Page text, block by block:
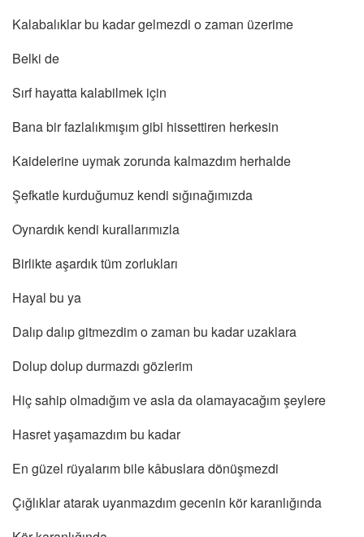
Kalabalıklar bu kadar gelmezdi o zaman üzerime
Belki de
Sırf hayatta kalabilmek için
Bana bir fazlalıkmışım gibi hissettiren herkesin
Kaidelerine uymak zorunda kalmazdım herhalde
Şefkatle kurduğumuz kendi sığınağımızda
Oynardık kendi kurallarımızla
Birlikte aşardık tüm zorlukları
Hayal bu ya
Dalıp dalıp gitmezdim o zaman bu kadar uzaklara
Dolup dolup durmazdı gözlerim
Hiç sahip olmadığım ve asla da olamayacağım şeylere
Hasret yaşamazdım bu kadar
En güzel rüyalarım bile kâbuslara dönüşmezdi
Çığlıklar atarak uyanmazdım gecenin kör karanlığında